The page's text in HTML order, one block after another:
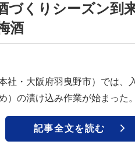
づくりシーズン到
酒
社・大阪府羽曳野市）では、
）の漬け込み作業が始まった。
記事全文を読む